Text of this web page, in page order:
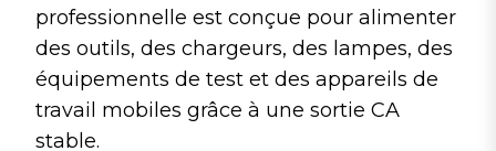
professionnelle est conçue pour alimenter
des outils, des chargeurs, des lampes, des
équipements de test et des appareils de
travail mobiles grâce à une sortie CA
stable.